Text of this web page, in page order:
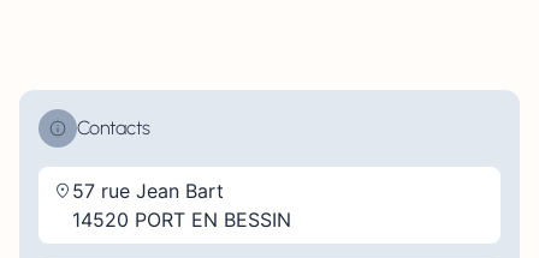
Contacts
57 rue Jean Bart
14520 PORT EN BESSIN